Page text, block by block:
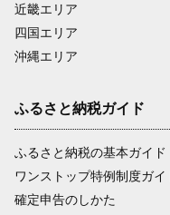
近畿エリア
四国エリア
沖縄エリア
ふるさと納税ガイド
ふるさと納税の基本ガイド
ワンストップ特例制度ガイ
確定申告のしかた